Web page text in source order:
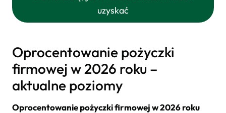
uzyskać
Oprocentowanie pożyczki
firmowej w 2026 roku –
aktualne poziomy
Oprocentowanie pożyczki firmowej w 2026 roku